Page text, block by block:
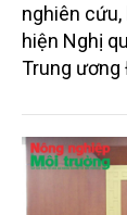
nghiên
hiện Nghị
Trung ương
trọng. Tạp
giới thiệu
Bí thư, Chủ